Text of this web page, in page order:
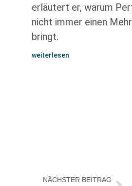
erläutert er, warum
nicht immer einen
bringt.
weiterlesen
NÄCHSTER BEITRAG